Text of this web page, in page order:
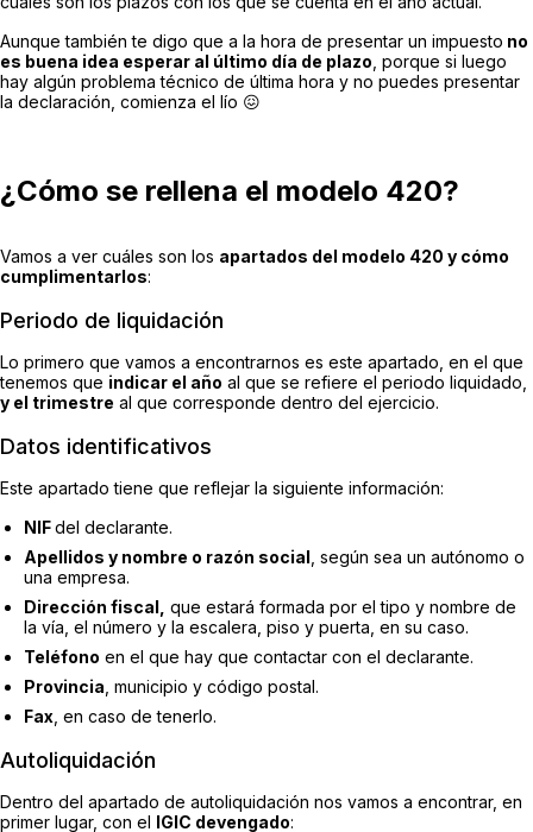
Aunque también te digo que a la hora de presentar un impuesto no
es buena idea esperar al último día de plazo , porque si luego
hay algún problema técnico de última hora y no puedes presentar
la declaración, comienza el lío 😖
¿Cómo se rellena el modelo 420?
Vamos a ver cuáles son los apartados del modelo 420 y cómo
cumplimentarlos:
Periodo de liquidación
Lo primero que vamos a encontrarnos es este apartado, en el que
tenemos que indicar el año al que se refiere el periodo liquidado,
y el trimestre al que corresponde dentro del ejercicio.
Datos identificativos
Este apartado tiene que reflejar la siguiente información:
NIFdel declarante.
Apellidos y nombre o razón social , según sea un autónomo o
una empresa.
Dirección fiscal, que estará formada por el tipo y nombre de
la vía, el número y la escalera, piso y puerta, en su caso.
Teléfono en el que hay que contactar con el declarante.
Provincia , municipio y código postal.
Fax , en caso de tenerlo.
Autoliquidación
Dentro del apartado de autoliquidación nos vamos a encontrar, en
primer lugar, con el IGIC devengado: